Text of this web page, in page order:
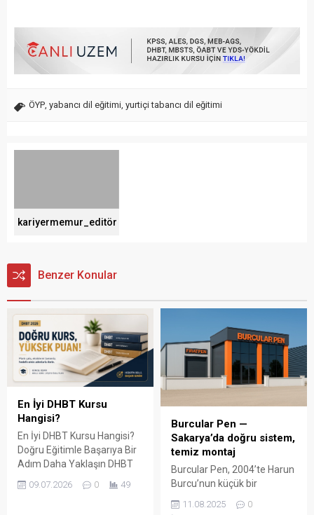
ÖYP yabancı dil eğitimi yurtiçi tabancı dil eğitimi
kariyermemur_editör
Benzer Konular
En İyi DHBT Kursu
Hangisi?
En İyi DHBT Kursu Hangisi?
Doğru Eğitimle Başarıya Bir
Adım Daha Yaklaşın DHBT
Testi), Diyanet İşleri
09.07.2026 0 49
Burcular Pen —
Sakarya’da doğru sistem,
temiz montaj
Burcular Pen, 2004’te Harun
Burcu’nun küçük bir
başladı; bugün Serdivan’daki
11.08.2025
0